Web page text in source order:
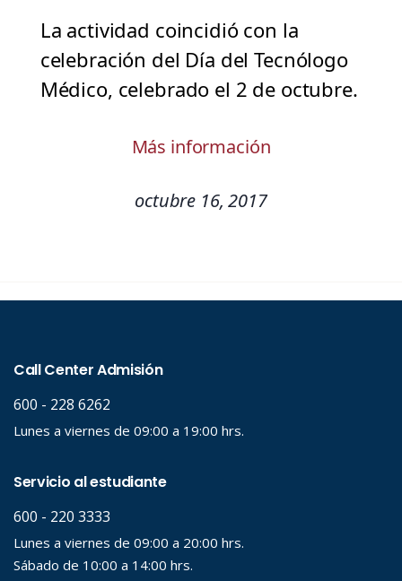
La actividad coincidió con la
celebración del Día del Tecnólogo
Médico, celebrado el 2 de octubre.
Más información
octubre 16, 2017